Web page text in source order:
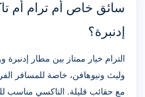
سائق خاص أم ترام أم
إدنبرة؟
الترام خيار ممتاز بين مطار إدنبرة
وليث ونيوهافن، خاصة للمسافر
مع حقائب قليلة. التاكسي مناسب